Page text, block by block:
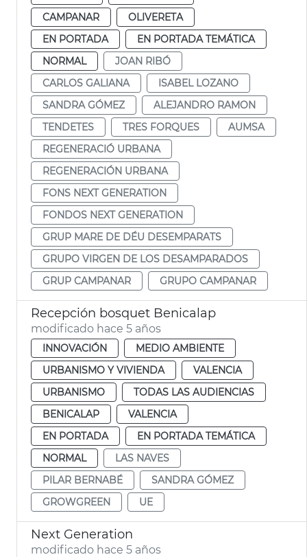
CAMPANAR
OLIVERETA
EN PORTADA
EN PORTADA TEMÁTICA
NORMAL
JOAN RIBÓ
CARLOS GALIANA
ISABEL LOZANO
SANDRA GÓMEZ
ALEJANDRO RAMON
TENDETES
TRES FORQUES
AUMSA
REGENERACIÓ URBANA
REGENERACIÓN URBANA
FONS NEXT GENERATION
FONDOS NEXT GENERATION
GRUP MARE DE DÉU DESEMPARATS
GRUPO VIRGEN DE LOS DESAMPARADOS
GRUP CAMPANAR
GRUPO CAMPANAR
Recepción bosquet Benicalap
modificado hace 5 años
INNOVACIÓN
MEDIO AMBIENTE
URBANISMO Y VIVIENDA
VALENCIA
URBANISMO
TODAS LAS AUDIENCIAS
BENICALAP
VALENCIA
EN PORTADA
EN PORTADA TEMÁTICA
NORMAL
LAS NAVES
PILAR BERNABÉ
SANDRA GÓMEZ
GROWGREEN
UE
Next Generation
modificado hace 5 años